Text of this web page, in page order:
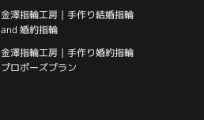
金澤指輪工房｜手作り結婚指輪
and 婚約指輪
金澤指輪工房｜手作り婚約指輪
プロポーズプラン